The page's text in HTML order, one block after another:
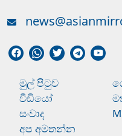
මුල් පිටුව
වීඩියෝ
සංවාද
අප අමතන්න